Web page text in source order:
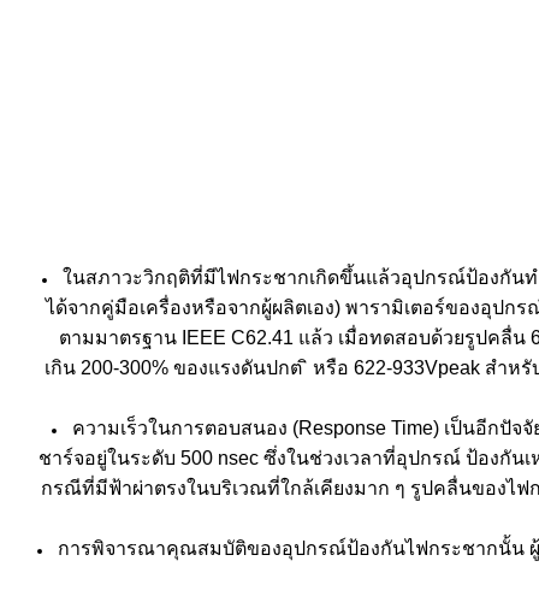
ในสภาวะวิกฤติที่มีไฟกระชากเกิดขึ้นแล้วอุปกรณ์ป้องกัน
ได้จากคู่มือเครื่องหรือจากผู้ผลิตเอง) พารามิเตอร์ของอุป
ตามมาตรฐาน IEEE C62.41 แล้ว เมื่อทดสอบด้วยรูปคลื่
เกิน 200-300% ของแรงดันปกต ิ หรือ 622-933Vpeak สํ
ความเร็วในการตอบสนอง (Response Time) เป็นอีก
ชาร์จอยู่ในระดับ 500 nsec ซึ่งในช่วงเวลาที่อุปกรณ์ ป้องกั
กรณีที่มีฟ้าผ่าตรงในบริเวณที่ใกล้เคียงมาก ๆ รูปคลื่นของไ
การพิจารณาคุณสมบัติของอุปกรณ์ป้องกันไฟกระชากนั้น